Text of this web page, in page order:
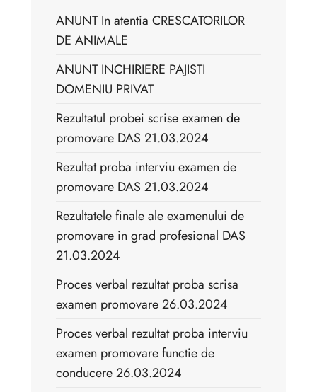
ANUNT In atentia CRESCATORILOR
DE ANIMALE
ANUNT INCHIRIERE PAJISTI
DOMENIU PRIVAT
Rezultatul probei scrise examen de
promovare DAS 21.03.2024
Rezultat proba interviu examen de
promovare DAS 21.03.2024
Rezultatele finale ale examenului de
promovare in grad profesional DAS
21.03.2024
Proces verbal rezultat proba scrisa
examen promovare 26.03.2024
Proces verbal rezultat proba interviu
examen promovare functie de
conducere 26.03.2024